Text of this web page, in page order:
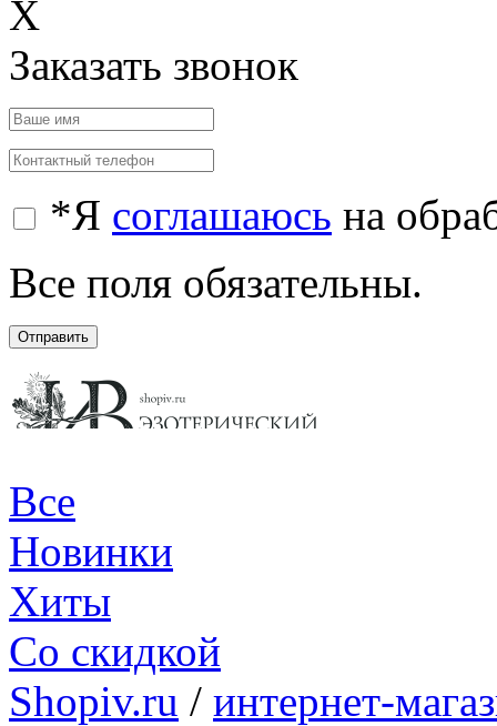
X
Заказать звонок
*Я соглашаюсь на
Все поля обязательны.
Отправить
Все
Новинки
Хиты
Со скидкой
Shopiv.ru / интернет-